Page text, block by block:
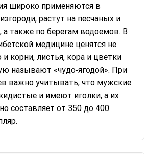
широко применяются в
растут на песчаных и
а также по берегам водоемов. В
медицине ценятся не
и корни, листья, кора и цветки
называют «чудо‑ягодой». При
важно учитывать, что мужские
и имеют иголки, а их
составляет от 350 до 400